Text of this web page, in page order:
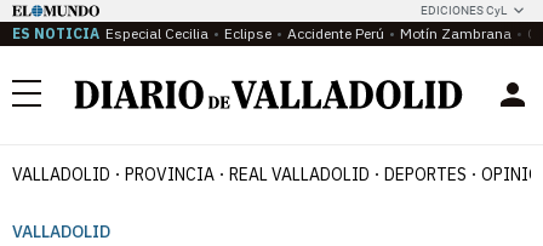
EDICIONES CyL
ES NOTICIA Especial Cecilia Eclipse Accidente Perú Motín Zambrana
Menú
VALLADOLID PROVINCIA REAL VALLADOLID DEPORTES
VALLADOLID